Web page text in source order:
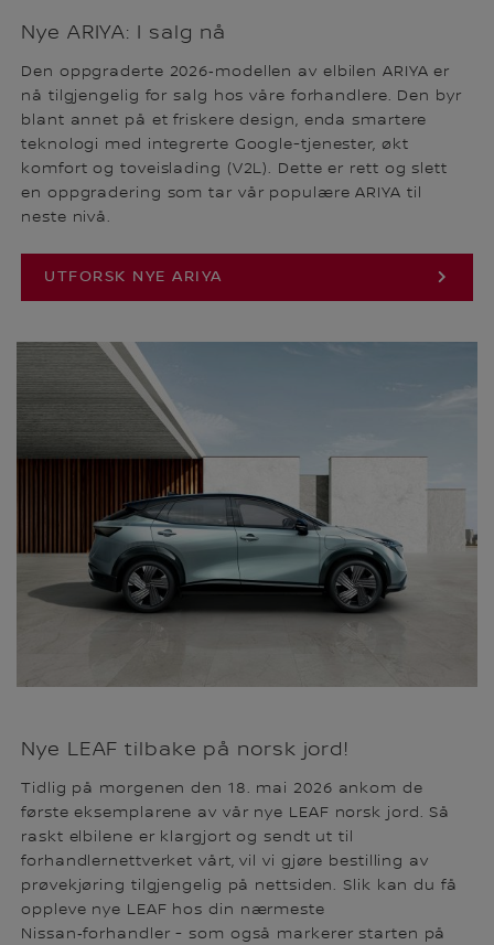
Nye ARIYA: I salg nå
Den oppgraderte 2026‑modellen av elbilen ARIYA er
nå tilgjengelig for salg hos våre forhandlere. Den byr
blant annet på et friskere design, enda smartere
teknologi med integrerte Google-tjenester, økt
komfort og toveislading (V2L). Dette er rett og slett
en oppgradering som tar vår populære ARIYA til
neste nivå.
UTFORSK NYE ARIYA
Nye LEAF tilbake på norsk jord!
Tidlig på morgenen den 18. mai 2026 ankom de
første eksemplarene av vår nye LEAF norsk jord. Så
raskt elbilene er klargjort og sendt ut til
forhandlernettverket vårt, vil vi gjøre bestilling av
prøvekjøring tilgjengelig på nettsiden. Slik kan du få
oppleve nye LEAF hos din nærmeste
Nissan‑forhandler - som også markerer starten på